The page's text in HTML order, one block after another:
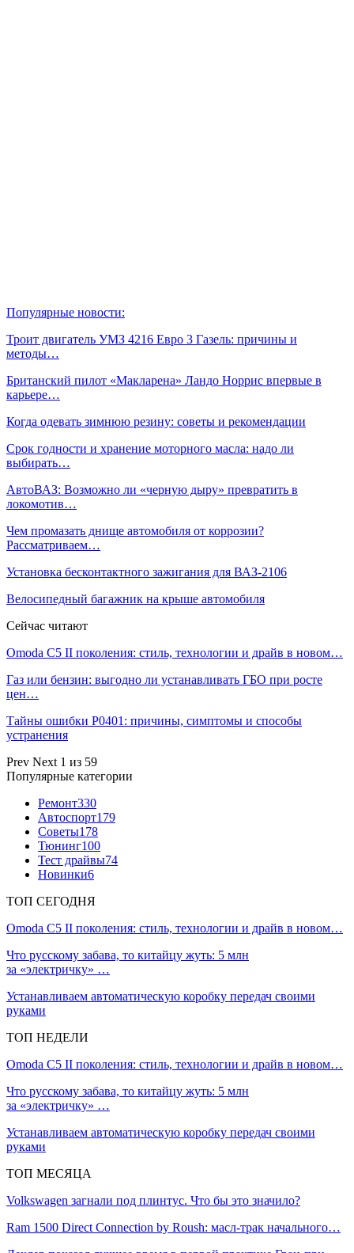
Популярные новости:
Троит двигатель УМЗ 4216 Евро 3 Газель: причины и
методы…
Британский пилот «Макларена» Ландо Норрис впервые в
карьере…
Когда одевать зимнюю резину: советы и рекомендации
Срок годности и хранение моторного масла: надо ли
выбирать…
АвтоВАЗ: Возможно ли «черную дыру» превратить в
локомотив…
Чем промазать днище автомобиля от коррозии?
Рассматриваем…
Установка бесконтактного зажигания для ВАЗ-2106
Велосипедный багажник на крыше автомобиля
Сейчас читают
Omoda C5 II поколения: стиль, технологии и драйв в новом…
Газ или бензин: выгодно ли устанавливать ГБО при росте
цен…
Тайны ошибки P0401: причины, симптомы и способы
устранения
Prev Next 1 из 59
Популярные категории
Ремонт330
Автоспорт179
Советы178
Тюнинг100
Тест драйвы74
Новинки6
ТОП СЕГОДНЯ
Omoda C5 II поколения: стиль, технологии и драйв в новом…
Что русскому забава, то китайцу жуть: 5 млн
за «электричку» …
Устанавливаем автоматическую коробку передач своими
руками
ТОП НЕДЕЛИ
Omoda C5 II поколения: стиль, технологии и драйв в новом…
Что русскому забава, то китайцу жуть: 5 млн
за «электричку» …
Устанавливаем автоматическую коробку передач своими
руками
ТОП МЕСЯЦА
Volkswagen загнали под плинтус. Что бы это значило?
Ram 1500 Direct Connection by Roush: масл-трак начального…